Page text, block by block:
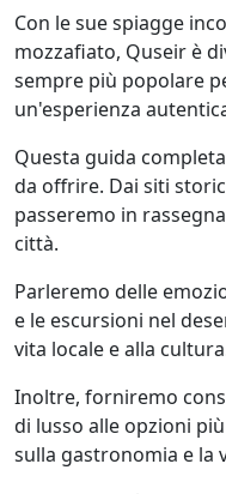
Con le sue spiagge
mozzafiato, Quseir è
sempre più popolare
un'esperienza
Questa guida
da offrire. Dai siti
passeremo in
città.
Parleremo delle
e le escursioni nel
vita locale e alla
Inoltre, forniremo
di lusso alle opzioni
sulla gastronomia e la